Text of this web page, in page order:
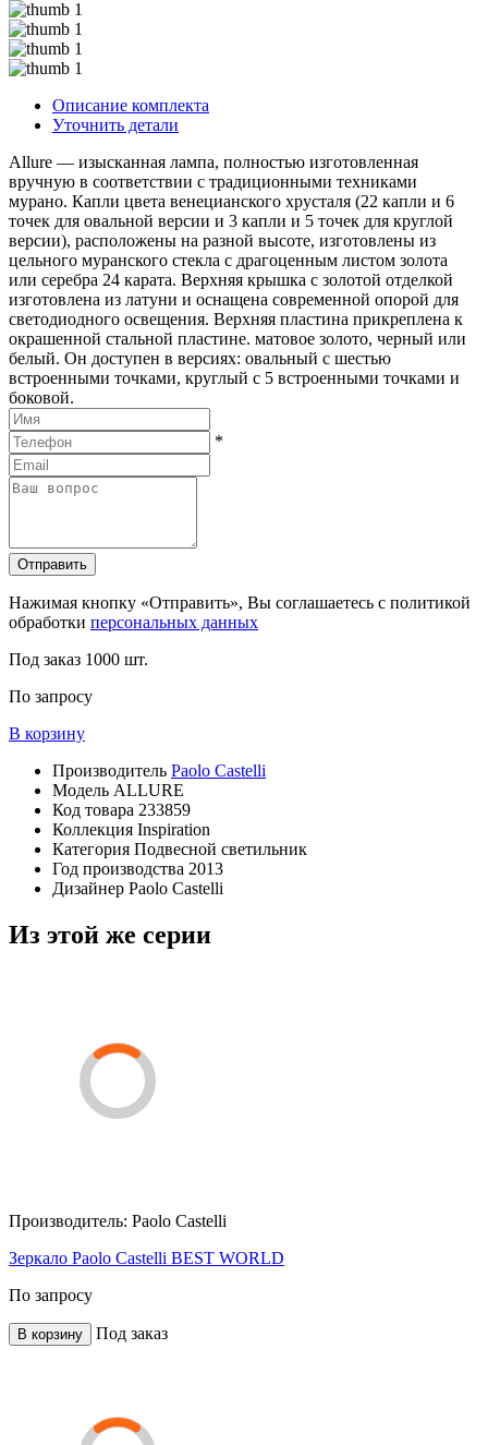
Описание комплекта
Уточнить детали
Allure — изысканная лампа, полностью изготовленная
вручную в соответствии с традиционными техниками
мурано. Капли цвета венецианского хрусталя (22 капли и 6
точек для овальной версии и 3 капли и 5 точек для круглой
версии), расположены на разной высоте, изготовлены из
цельного муранского стекла с драгоценным листом золота
или серебра 24 карата. Верхняя крышка с золотой отделкой
изготовлена из латуни и оснащена современной опорой для
светодиодного освещения. Верхняя пластина прикреплена к
окрашенной стальной пластине. матовое золото, черный или
белый. Он доступен в версиях: овальный с шестью
встроенными точками, круглый с 5 встроенными точками и
боковой.
*
Отправить
Нажимая кнопку «Отправить», Вы соглашаетесь с политикой
обработки персональных данных
Под заказ 1000 шт.
По запросу
В корзину
Производитель Paolo Castelli
Модель ALLURE
Код товара 233859
Коллекция Inspiration
Категория Подвесной светильник
Год производства 2013
Дизайнер Paolo Castelli
Из этой же серии
Производитель: Paolo Castelli
Зеркало Paolo Castelli BEST WORLD
По запросу
В корзину Под заказ